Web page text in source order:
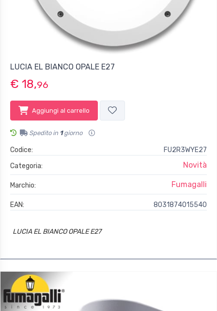
LUCIA EL BIANCO OPALE E27
€ 18,96
Aggiungi al carrello
Spedito in 1giorno
Codice:
FU2R3WYE27
Categoria:
Novità
Marchio: Fumagalli
EAN: 8031874015540
LUCIA EL BIANCO OPALE E27